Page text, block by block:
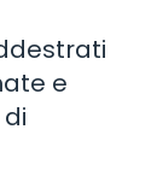
e